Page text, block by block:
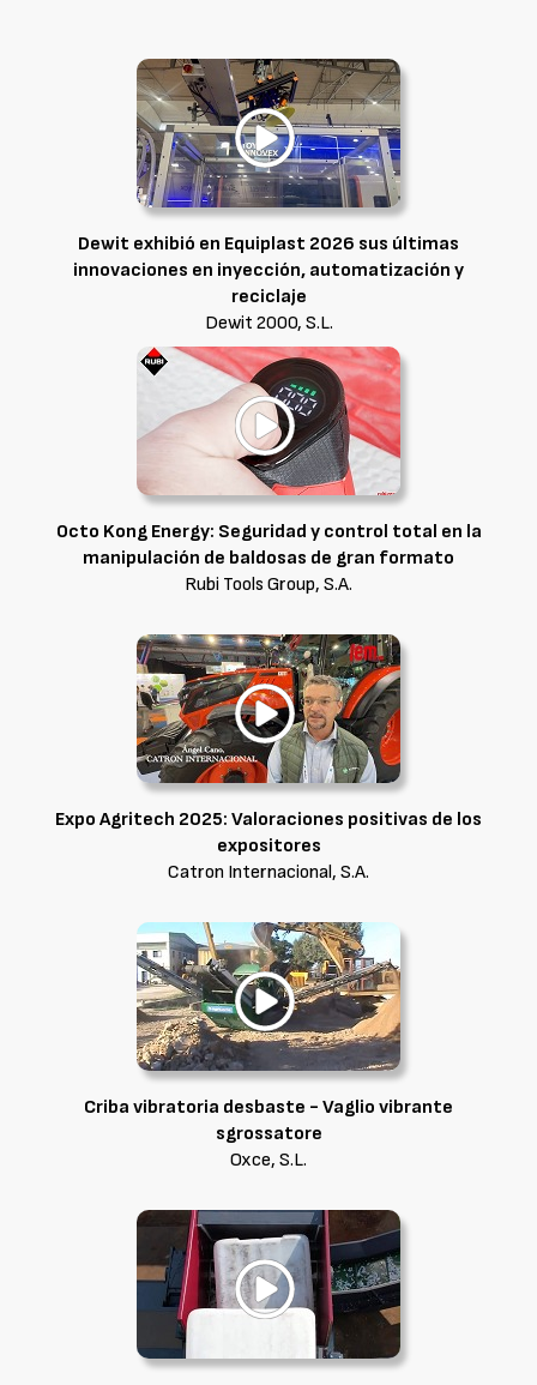
Dewit exhibió en Equiplast 2026 sus últimas
innovaciones en inyección, automatización y
reciclaje
Dewit 2000, S.L.
Octo Kong Energy: Seguridad y control total en la
manipulación de baldosas de gran formato
Rubi Tools Group, S.A.
Expo Agritech 2025: Valoraciones positivas de los
expositores
Catron Internacional, S.A.
Criba vibratoria desbaste - Vaglio vibrante
sgrossatore
Oxce, S.L.